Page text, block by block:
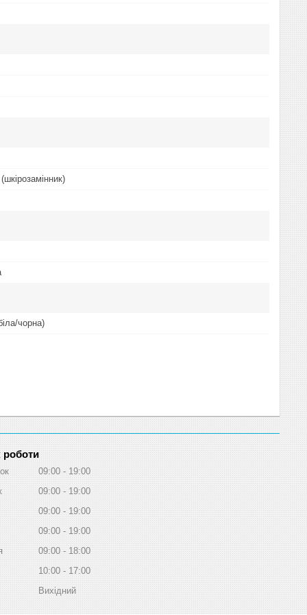
чорна)
роботи
09:00
19:00
09:00
19:00
09:00
19:00
09:00
19:00
09:00
18:00
10:00
17:00
Вихідний